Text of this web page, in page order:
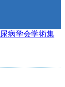
病学会学術集